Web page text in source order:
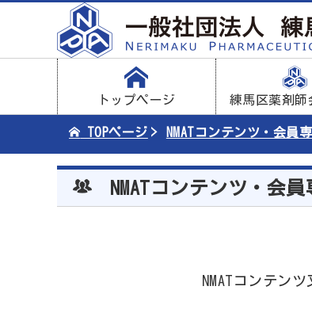
トップページ 練馬区薬剤師
TOPページ NMATコンテンツ・会員
NMATコンテンツ・会
NMATコンテン